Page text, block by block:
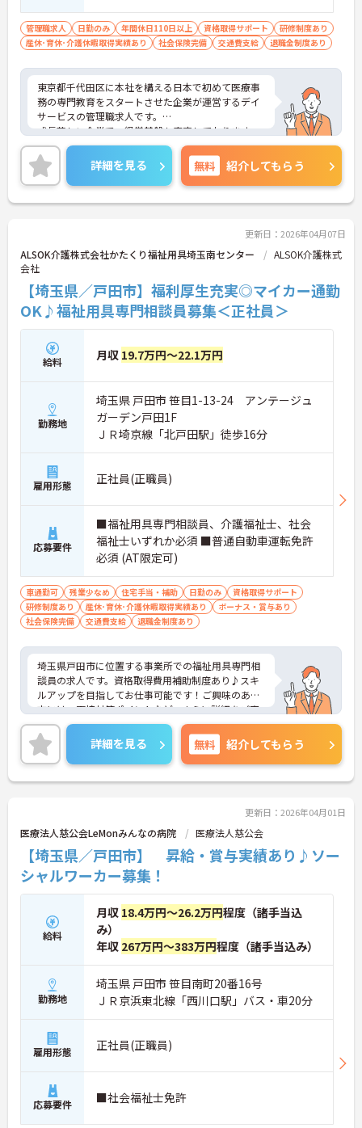
管理職求人 日勤のみ 年間休日110日以上 資格取得サポート
研修制度あり
産休･育休･介護休暇取得実績あり
社会保険完備 交通費支給 退職金制度あり
東京都千代田区に本社を構える日本で初めて医療事
務の専門教育をスタートさせた企業が運営するデイ
サービスの管理職求人です。
成長著しい企業で、経営基盤も安定しております。
日勤のみの勤務で、プライベートの時間も大切にで
きる4週8休制です。
ご興味ある方には、面接対策ポイントなど、さらに
詳細をお話しいたしますのでお気軽にご相談くださ
い。
詳細を見る 無料 紹介してもらう
更新日：2026年04月07日
ALSOK介護株式会社かたくり福祉用具埼玉南センター
ALSOK介護株式
会社
【埼玉県／戸田市】福利厚生充実◎マイカー通勤
OK♪福祉用具専門相談員募集＜正社員＞
給料 月収 19.7万円～22.1万円
勤務地
埼玉県 戸田市 笹目1-13-24 アンテージュ
ガーデン戸田1F
ＪＲ埼京線「北戸田駅」徒歩16分
雇用形態 正社員(正職員)
応募要件
■福祉用具専門相談員、介護福祉士、社会
福祉士いずれか必須 ■普通自動車運転免許
必須 (AT限定可)
車通勤可 残業少なめ 住宅手当・補助 日勤のみ
資格取得サポート
研修制度あり
産休･育休･介護休暇取得実績あり
ボーナス・賞与あり
社会保険完備
交通費支給 退職金制度あり
埼玉県戸田市に位置する事業所での福祉用具専門相
談員の求人です。資格取得費用補助制度あり♪スキ
ルアップを目指してお仕事可能です！ご興味のある
方には、面接対策ポイントなど、さらに詳細をご案
内しますのでお気軽にご相談ください！
詳細を見る 無料 紹介してもらう
更新日：2026年04月01日
医療法人慈公会LeMonみんなの病院 医療法人慈公会
【埼玉県／戸田市】 昇給・賞与実績あり♪ソー
シャルワーカー募集！
給料
月収 18.4万円～26.2万円程度（諸手当込
み）
年収 267万円～383万円程度（諸手当込み）
勤務地
埼玉県 戸田市 笹目南町20番16号
ＪＲ京浜東北線「西川口駅」バス・車20分
雇用形態 正社員(正職員)
応募要件 ■社会福祉士免許